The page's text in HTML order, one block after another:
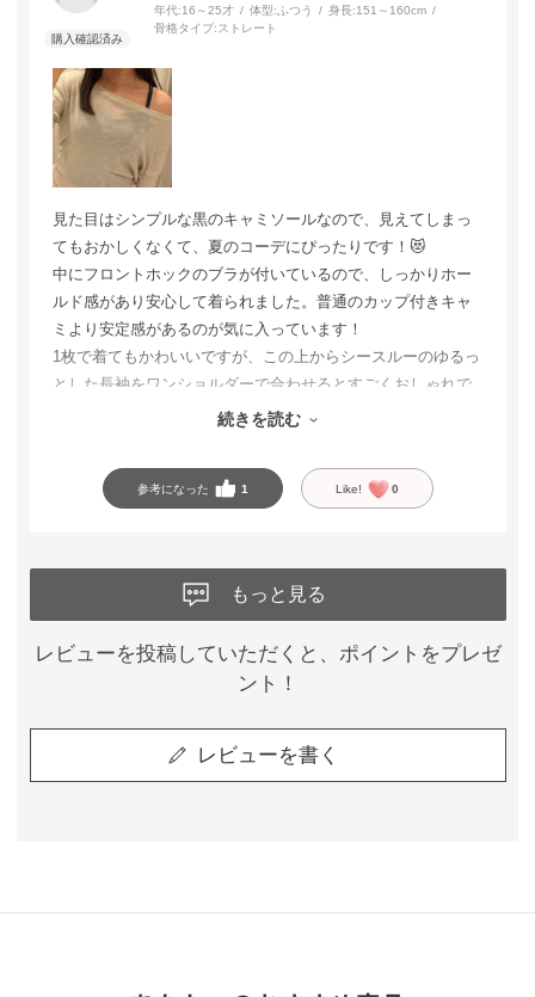
年代:16～25才 体型: ふつう 身長:151～160cm
骨格タイプ: ストレート
見た目はシンプルな黒のキャミソールなので、見えてしまっ
てもおかしくなくて、夏のコーデにぴったりです！😻
中にフロントホックのブラが付いているので、しっかりホー
ルド感があり安心して着られました。普通のカップ付きキャ
ミより安定感があるのが気に入っています！
1枚で着てもかわいいですが、この上からシースルーのゆるっ
とした長袖をワンショルダーで合わせるとすごくおしゃれで
お気に入りのコーデになりました。見せインナーとしてもお
続きを読む
参考になった 1 Like! 0
もっと見る
レビューを投稿していただくと、ポイントをプレゼ
ント！
レビューを書く